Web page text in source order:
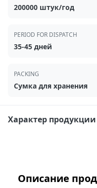
200000 штук/год
PERIOD FOR DISPATCH
35-45 дней
PACKING
Сумка для хранения
Характер продукции
Описание